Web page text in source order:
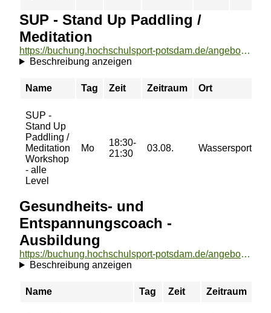
SUP - Stand Up Paddling /
Meditation
https://buchung.hochschulsport-potsdam.de/angebote/aktueller_zeitraum/_SUP_-_Stand_Up_Paddling___Meditation.html
Beschreibung anzeigen
Name Tag Zeit Zeitraum Ort
SUP -
Stand Up
Paddling /
Meditation
Workshop
- alle
Level
Mo
18:30-
21:30
03.08.
Gesundheits- und
Entspannungscoach -
Ausbildung
https://buchung.hochschulsport-potsdam.de/angebote/aktueller_zeitraum/_Gesundheits-_und_Entspannungscoach_-_Ausbildung.html
Beschreibung anzeigen
Name Tag Zeit Zeitraum